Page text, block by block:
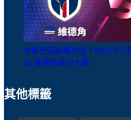
中東西亞綠鷹出征！06/27 引
vs 維德角搶分大戰
其他標籤